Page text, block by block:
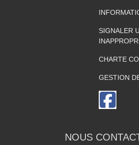
SIGNALER
CHARTE
GESTION
NOUS